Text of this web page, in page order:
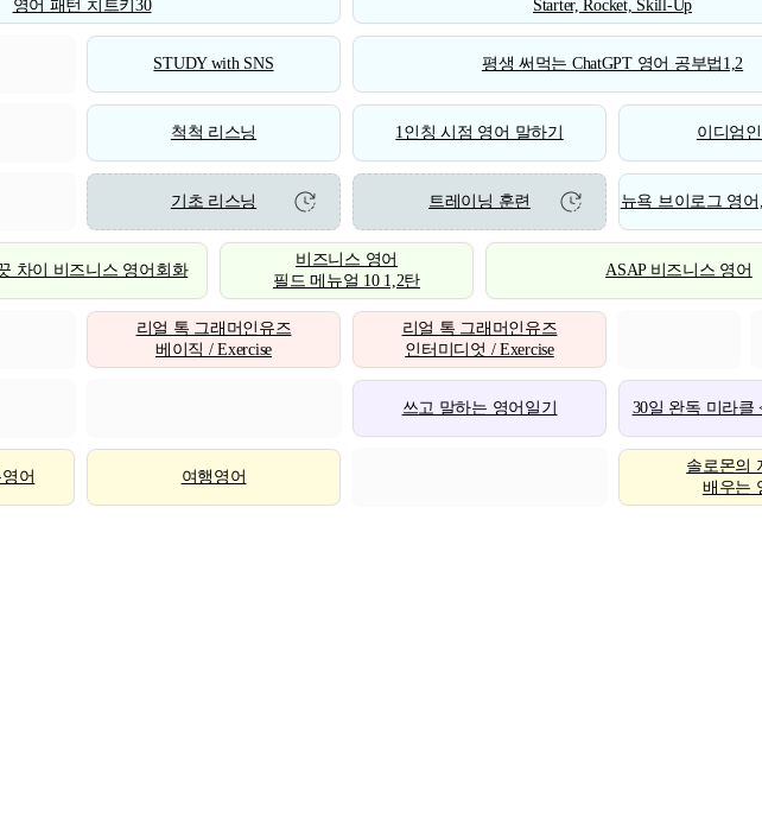
영어 패턴 치트키30
Starter, Rocket, Skill-Up
STUDY with SNS 평생 써먹는 ChatGPT 영어 공부법1,2
척척 리스닝 1인칭 시점 영어 말하기 이디엄
기초 리스닝 트레이닝 훈련 뉴욕 브이로그 영
차이 비즈니스 영어회화
비즈니스 영어
필드 메뉴얼 10 1,2탄
ASAP 비즈니스 영어
리얼 톡 그래머인유즈
베이직 / Exercise
리얼 톡 그래머인유즈
인터미디엇 / Exercise
쓰고 말하는 영어일기 30일 완독 미라클
어 여행영어
솔로몬의
배우는